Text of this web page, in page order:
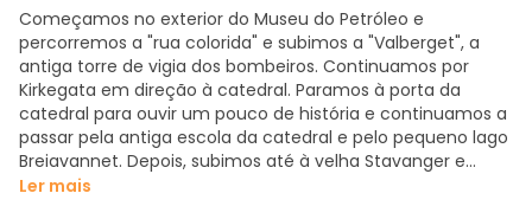
Começamos no exterior do Museu do Petróleo e
percorremos a "rua colorida" e subimos a "Valberget", a
antiga torre de vigia dos bombeiros. Continuamos por
Kirkegata em direção à catedral. Paramos à porta da
catedral para ouvir um pouco de história e continuamos a
passar pela antiga escola da catedral e pelo pequeno lago
Breiavannet. Depois, subimos até à velha Stavanger e
atravessamos as ruas até à nova sala de concertos.
Ler mais